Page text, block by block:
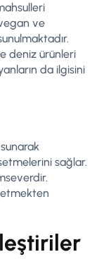
ve
deniz ürünleri
da ilgisini
sağlar.